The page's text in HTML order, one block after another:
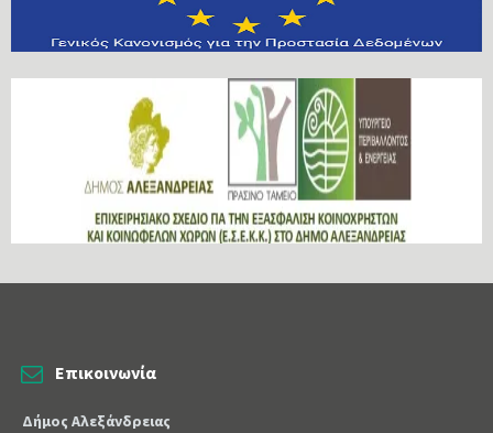
Επικοινωνία
Δήμος Αλεξάνδρειας